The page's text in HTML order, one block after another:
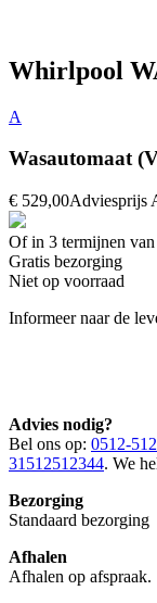
Whirlpool
A
Wasautomaat
€ 529,00Adviesprijs
Of in 3 termijnen
Gratis bezorging
Niet op voorraad
Informeer naar de
Advies nodig?
Bel ons op: 0512-
31512512344. We
Bezorging
Standaard bezorging
Afhalen
Afhalen op afspraak.